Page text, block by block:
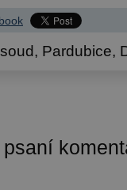
soud, Pardubice,